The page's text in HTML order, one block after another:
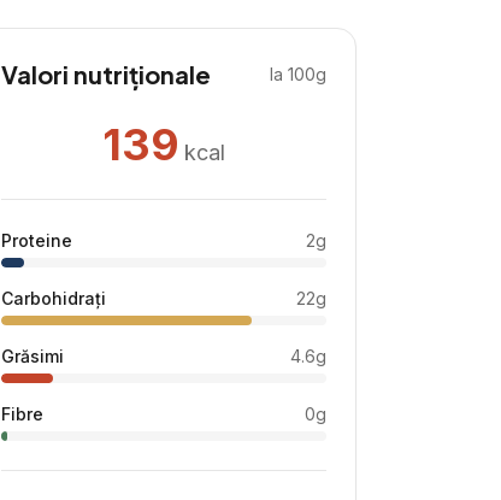
Valori nutriționale la 100g
139 kcal
Proteine 2g
Carbohidrați 22g
Grăsimi 4.6g
Fibre 0g